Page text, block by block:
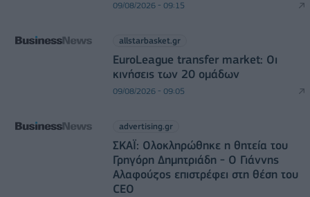
09/08/2026 - 09:15
allstarbasket.gr
EuroLeague transfer market: Οι
κινήσεις των 20 ομάδων
09/08/2026 - 09:05
advertising.gr
ΣΚΑΪ: Ολοκληρώθηκε η θητεία του
Γρηγόρη Δημητριάδη - Ο Γιάννης
Αλαφούζος επιστρέφει στη θέση του
CEO